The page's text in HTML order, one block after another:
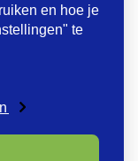
JE MEE!
en hoe je
te